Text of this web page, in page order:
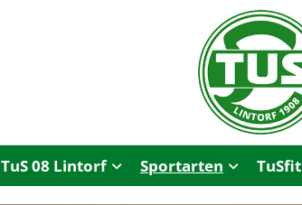
TuS 08 Lintorf Sportarten TuSfit